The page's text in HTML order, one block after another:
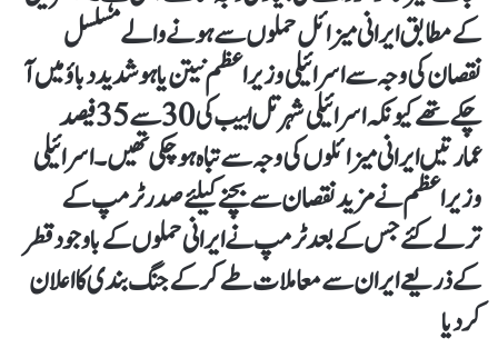
کے مطابق ایرانی میزائل حملوں سے ہونے والے مسلسل
نقصان کی وجہ سے اسرائیلی وزیر اعظم نیتن یاہو شدید دباؤمیں آ
چکے تھے کیونکہ اسرائیلی شہر تل ابیب کی 30سے 35فیصد
عمارتیں ایرانی میزائلوں کی وجہ سے تباہ ہو چکی تھیں۔ اسرائیلی
وزیر اعظم نے مزید نقصان سے بچنے کیلئے صدر ٹرمپ کے
ترلے کئے جس کے بعد ٹرمپ نے ایرانی حملوں کے باوجود قطر
کے ذریعے ایران سے معاملات طے کر کے جنگ بندی کا اعلان
کر دیا